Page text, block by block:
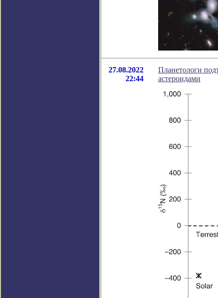
27.08.2022
22:44
Планетологи
астероидами